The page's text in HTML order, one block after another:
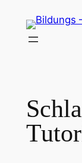
Inhalt
springen